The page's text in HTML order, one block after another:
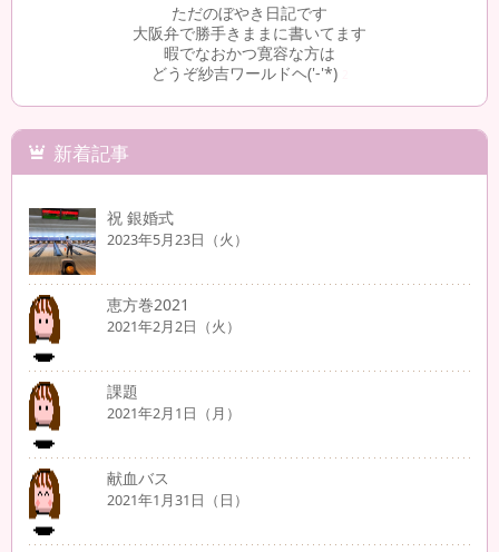
ただのぼやき日記です
大阪弁で勝手きままに書いてます
暇でなおかつ寛容な方は
どうぞ紗吉ワールドヘ('-'*)
新着記事
祝 銀婚式
2023年5月23日（火）
恵方巻2021
2021年2月2日（火）
課題
2021年2月1日（月）
献血バス
2021年1月31日（日）